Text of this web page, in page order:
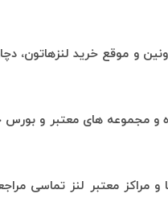
و موقع خرید لنزهاتون،
و مجموعه های معتبر و
معتبر لنز تماسی